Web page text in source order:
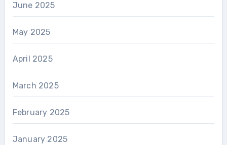
June 2025
May 2025
April 2025
March 2025
February 2025
January 2025